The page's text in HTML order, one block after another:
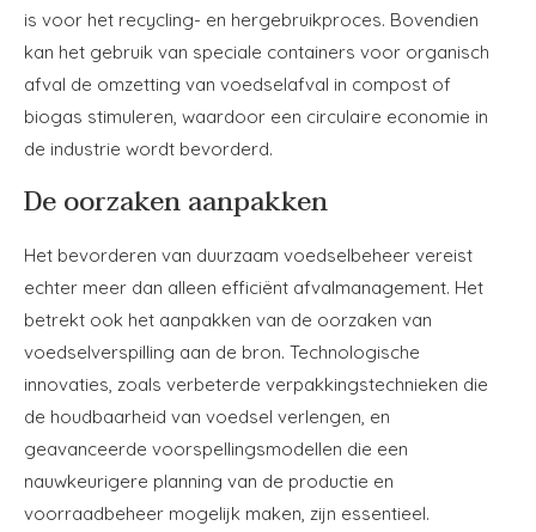
is voor het recycling- en hergebruikproces. Bovendien
kan het gebruik van speciale containers voor organisch
afval de omzetting van voedselafval in compost of
biogas stimuleren, waardoor een circulaire economie in
de industrie wordt bevorderd.
De oorzaken aanpakken
Het bevorderen van duurzaam voedselbeheer vereist
echter meer dan alleen efficiënt afvalmanagement. Het
betrekt ook het aanpakken van de oorzaken van
voedselverspilling aan de bron. Technologische
innovaties, zoals verbeterde verpakkingstechnieken die
de houdbaarheid van voedsel verlengen, en
geavanceerde voorspellingsmodellen die een
nauwkeurigere planning van de productie en
voorraadbeheer mogelijk maken, zijn essentieel.